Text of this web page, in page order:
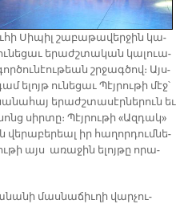
Սի­պիլ շա­բա­թա­վեր­ջին կա­
ու­նե­ցաւ ե­րաժշ­տա­կան կա­լուա­
շրջագ­ծով։ Այս­
ե­լոյթ ու­նե­ցաւ Պէյ­րու­թի մէջ՝
ե­րաժշ­տա­սէր­նե­րուն եւ
սիր­տը։ Պէյ­րու­թի «Ազ­դակ»
վե­րա­բե­րեալ իր հա­ղոր­դում­նե­
այս ա­ռա­ջին ե­լոյ­թը ո­րա­
մաս­նա­ճիւ­ղի վար­չու­